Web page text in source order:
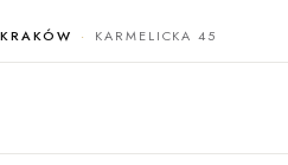
KRAKÓW KARMELICKA 45